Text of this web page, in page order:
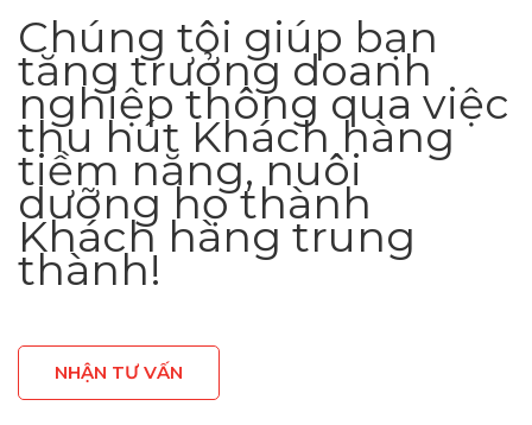
Chúng tôi giúp bạn
tăng trưởng doanh
nghiệp thông qua việc
thu hút Khách hàng
tiềm năng, nuôi
dưỡng họ thành
Khách hàng trung
thành!
NHẬN TƯ VẤN